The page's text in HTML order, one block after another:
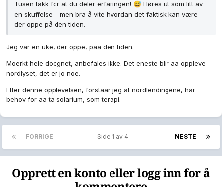
Tusen takk for at du deler erfaringen! 😅 Høres ut som litt av
en skuffelse – men bra å vite hvordan det faktisk kan være
der oppe på den tiden.
Jeg var en uke, der oppe, paa den tiden.
Moerkt hele doegnet, anbefales ikke. Det eneste blir aa oppleve
nordlyset, det er jo noe.
Etter denne opplevelsen, forstaar jeg at nordlendingene, har
behov for aa ta solarium, som terapi.
FORRIGE NESTE
Side 1 av 4
Opprett en konto eller logg inn for å